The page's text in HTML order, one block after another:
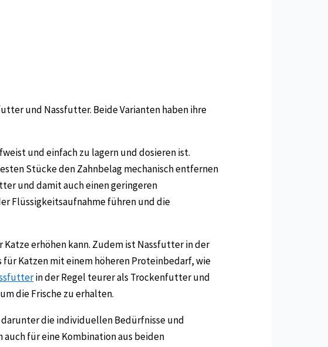
und Nassfutter. Beide Varianten haben ihre
und einfach zu lagern und dosieren ist.
Stücke den Zahnbelag mechanisch entfernen
und damit auch einen geringeren
Flüssigkeitsaufnahme führen und die
erhöhen kann. Zudem ist Nassfutter in der
Katzen mit einem höheren Proteinbedarf, wie
in der Regel teurer als Trockenfutter und
die Frische zu erhalten.
die individuellen Bedürfnisse und
für eine Kombination aus beiden